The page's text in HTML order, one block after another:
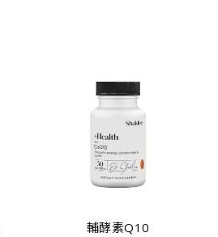
輔酵素Q10